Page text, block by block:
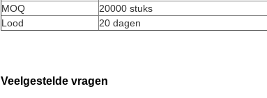
MOQ
20000 stuks
Lood
20 dagen
Veelgestelde vragen